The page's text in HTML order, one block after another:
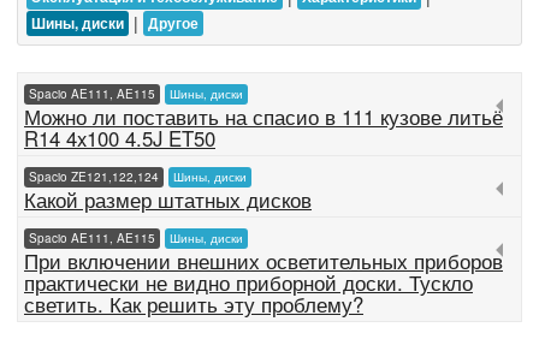
Шины, диски | Другое
Spacio AE111, AE115 Шины, диски
Можно ли поставить на спасио в 111 кузове литьё
R14 4x100 4.5J ET50
Spacio ZE121,122,124 Шины, диски
Какой размер штатных дисков
Spacio AE111, AE115 Шины, диски
При включении внешних осветительных приборов
практически не видно приборной доски. Тускло
светить. Как решить эту проблему?